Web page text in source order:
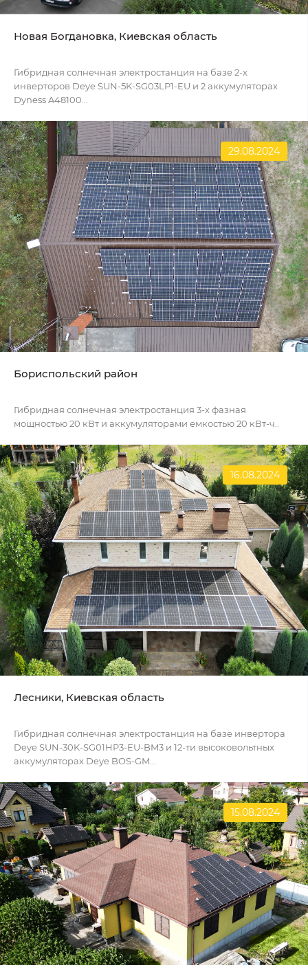
Новая Богдановка, Киевская область
Гибридная солнечная электростанция на базе 2-х
инверторов Deye SUN-5K-SG03LP1-EU и 2 аккумуляторах
Dyness A48100...
29.08.2024
Бориспольский район
Гибридная солнечная электростанция 3-х фазная
мощностью 20 кВт и аккумуляторами емкостью 20 кВт-ч..
16.08.2024
Лесники, Киевская область
Гибридная солнечная электростанция на базе инвертора
Deye SUN-30K-SG01HP3-EU-BM3 и 12-ти высоковольтных
аккумуляторах Deye BOS-GM...
15.08.2024